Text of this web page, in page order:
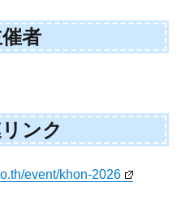
者
ンク
event/khon-2026